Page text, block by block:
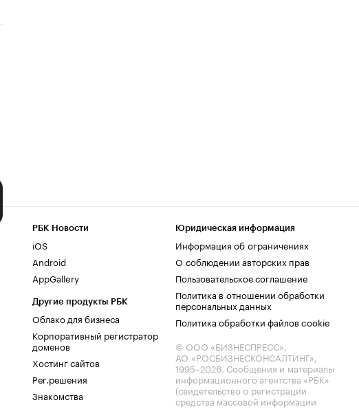
РБК Новости
iOS
Android
AppGallery
Другие продукты РБК
Облако для бизнеса
Корпоративный регистратор
доменов
Хостинг сайтов
Рег.решения
Знакомства
Юридическая информация
Информация об ограничениях
О соблюдении авторских прав
Пользовательское соглашение
Политика в отношении обработки
персональных данных
Политика обработки файлов cookie
© ООО «БИЗНЕСПРЕСС»,
АО «РОСБИЗНЕСКОНСАЛТИНГ»,
1995–2026. Сообщения и материалы
информационного агентства «РБК»
(свидетельство о регистрации
средства массовой информации